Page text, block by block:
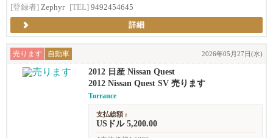
[登録者] Zephyr [TEL] 9492454645
詳細
売ります 自動車 2026年05月27日(水)
2012 日産 Nissan Quest
2012 Nissan Quest SV 売ります
Torrance
支払総額 :
USドル 5,200.00